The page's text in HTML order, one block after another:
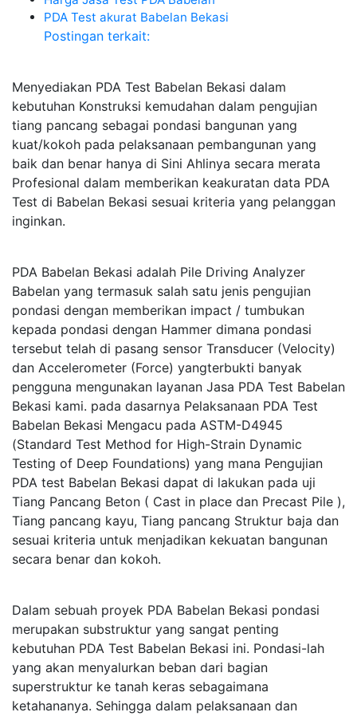
PDA Test akurat Babelan Bekasi
Postingan terkait:
Menyediakan PDA Test Babelan Bekasi dalam
kebutuhan Konstruksi kemudahan dalam pengujian
tiang pancang sebagai pondasi bangunan yang
kuat/kokoh pada pelaksanaan pembangunan yang
baik dan benar hanya di Sini Ahlinya secara merata
Profesional dalam memberikan keakuratan data PDA
Test di Babelan Bekasi sesuai kriteria yang pelanggan
inginkan.
PDA Babelan Bekasi adalah Pile Driving Analyzer
Babelan yang termasuk salah satu jenis pengujian
pondasi dengan memberikan impact / tumbukan
kepada pondasi dengan Hammer dimana pondasi
tersebut telah di pasang sensor Transducer (Velocity)
dan Accelerometer (Force) yangterbukti banyak
pengguna mengunakan layanan Jasa PDA Test Babelan
Bekasi kami. pada dasarnya Pelaksanaan PDA Test
Babelan Bekasi Mengacu pada ASTM-D4945
(Standard Test Method for High-Strain Dynamic
Testing of Deep Foundations) yang mana Pengujian
PDA test Babelan Bekasi dapat di lakukan pada uji
Tiang Pancang Beton ( Cast in place dan Precast Pile ),
Tiang pancang kayu, Tiang pancang Struktur baja dan
sesuai kriteria untuk menjadikan kekuatan bangunan
secara benar dan kokoh.
Dalam sebuah proyek PDA Babelan Bekasi pondasi
merupakan substruktur yang sangat penting
kebutuhan PDA Test Babelan Bekasi ini. Pondasi-lah
yang akan menyalurkan beban dari bagian
superstruktur ke tanah keras sebagaimana
ketahananya. Sehingga dalam pelaksanaan dan